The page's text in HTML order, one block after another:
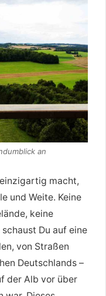
an
macht,
und Weite. Keine
keine
Du auf eine
von Straßen
Deutschlands –
der Alb vor über